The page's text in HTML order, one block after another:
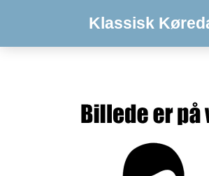
Klassisk